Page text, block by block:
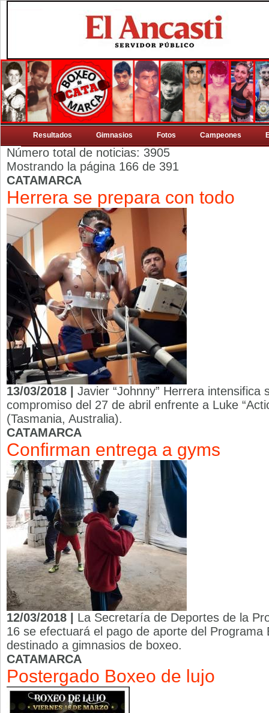
Resultados Gimnasios Fotos Campeones
Número total de noticias: 3905
Mostrando la página 166 de 391
CATAMARCA
Herrera se prepara con todo
13/03/2018 | Javier “Johnny” Herrera intensifica
compromiso del 27 de abril enfrente a Luke
(Tasmania, Australia).
CATAMARCA
Confirman entrega a gyms
12/03/2018 | La Secretaría de Deportes de la
16 se efectuará el pago de aporte del Programa
destinado a gimnasios de boxeo.
CATAMARCA
Postergado Boxeo de lujo